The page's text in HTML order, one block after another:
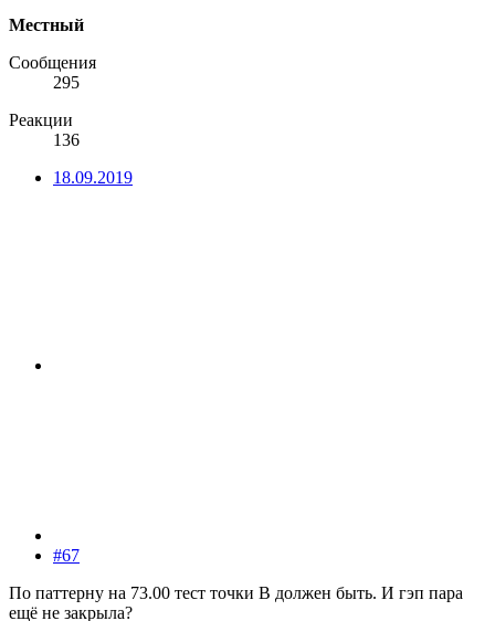
Местный
Сообщения
295
Реакции
136
18.09.2019
#67
По паттерну на 73.00 тест точки B должен быть. И гэп пара
ещё не закрыла?